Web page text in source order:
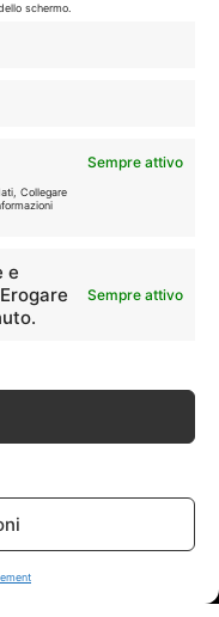
schermo.
Sempre attivo
Collegare
e
Sempre attivo
Le offerte
sempre le condizioni
riceve un